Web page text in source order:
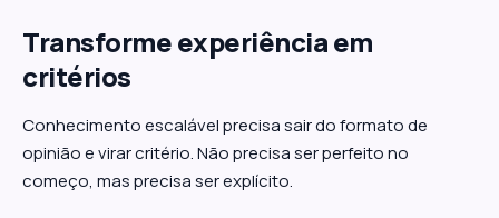
Transforme experiência em
critérios
Conhecimento escalável precisa sair do formato de
opinião e virar critério. Não precisa ser perfeito no
começo, mas precisa ser explícito.